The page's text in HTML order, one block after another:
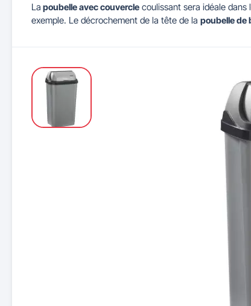
La poubelle avec couvercle coulissant sera idéale
exemple. Le décrochement de la tête de la poubelle de